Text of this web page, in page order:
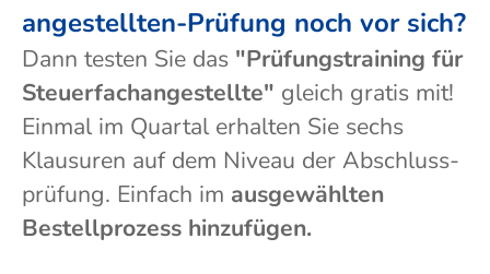
ange­stellten-Prüfung noch vor sich?
Dann testen Sie das "Prüfungs­training für
Steuer­fach­angestellte" gleich gratis mit!
Einmal im Quartal erhalten Sie sechs
Klausuren auf dem Niveau der Abschluss­
prüf­ung. Einfach im aus­gewählten
Bestell­prozess hinzufügen.